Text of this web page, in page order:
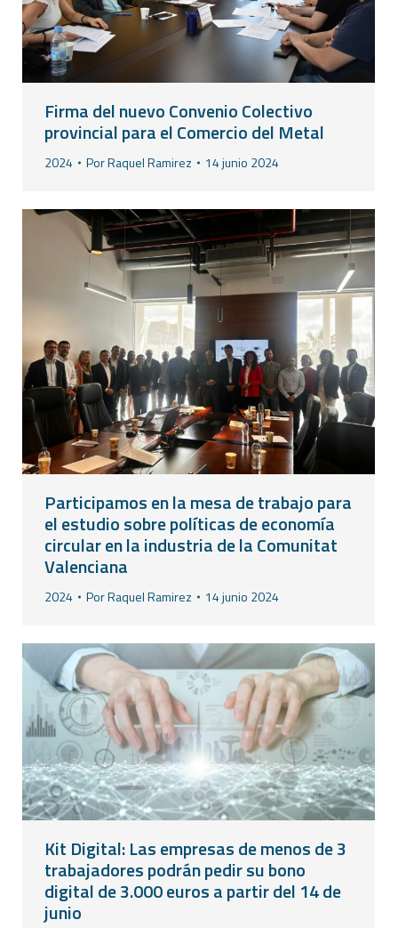
Firma del nuevo Convenio Colectivo
provincial para el Comercio del Metal
2024 PorRaquel Ramirez 14 junio 2024
Participamos en la mesa de trabajo para
el estudio sobre políticas de economía
circular en la industria de la Comunitat
Valenciana
2024 PorRaquel Ramirez 14 junio 2024
Kit Digital: Las empresas de menos de 3
trabajadores podrán pedir su bono
digital de 3.000 euros a partir del 14 de
junio